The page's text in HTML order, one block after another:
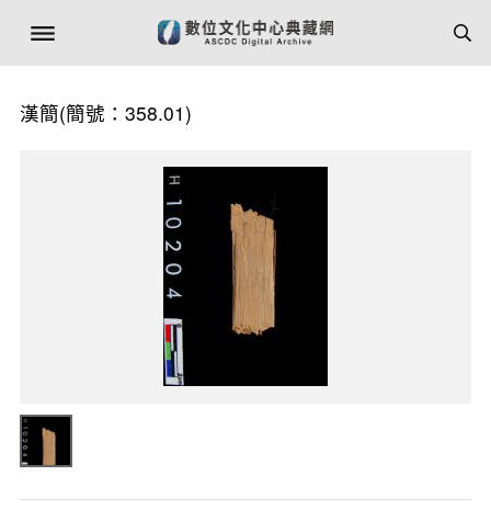
漢簡(簡號：358.01)